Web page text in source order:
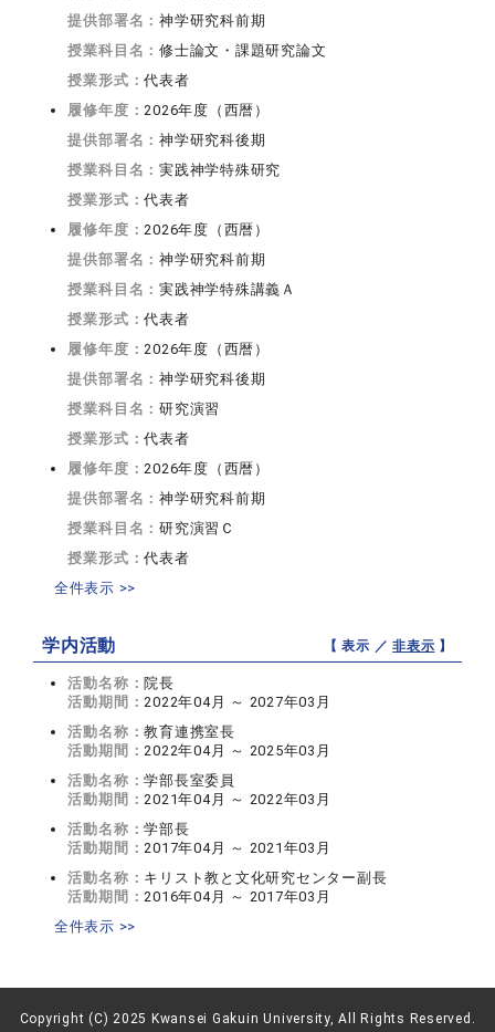
提供部署名：神学研究科前期
授業科目名：修士論文・課題研究論文
授業形式：代表者
履修年度： 2026年度（西暦）
提供部署名：神学研究科後期
授業科目名：実践神学特殊研究
授業形式：代表者
履修年度： 2026年度（西暦）
提供部署名：神学研究科前期
授業科目名：実践神学特殊講義Ａ
授業形式：代表者
履修年度： 2026年度（西暦）
提供部署名：神学研究科後期
授業科目名：研究演習
授業形式：代表者
履修年度： 2026年度（西暦）
提供部署名：神学研究科前期
授業科目名：研究演習Ｃ
授業形式：代表者
全件表示 >>
学内活動 【 表示 ／非表示 】
活動名称：院長
活動期間： 2022年04月 ～ 2027年03月
活動名称：教育連携室長
活動期間： 2022年04月 ～ 2025年03月
活動名称：学部長室委員
活動期間： 2021年04月 ～ 2022年03月
活動名称：学部長
活動期間： 2017年04月 ～ 2021年03月
活動名称： キリスト教と文化研究センター副長
活動期間： 2016年04月 ～ 2017年03月
全件表示 >>
Copyright (C) 2025 Kwansei Gakuin University, All Rights Reserved.